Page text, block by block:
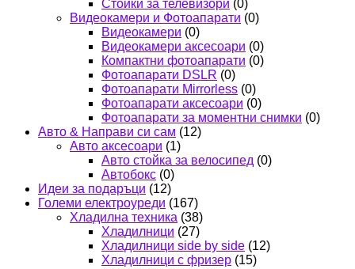
Стойки за телевизори (0)
Видеокамери и Фотоапарати (0)
Видеокамери (0)
Видеокамери аксесоари (0)
Компактни фотоапарати (0)
Фотоапарати DSLR (0)
Фотоапарати Mirrorless (0)
Фотоапарати аксесоари (0)
Фотоапарати за моментни снимки (0)
Авто & Направи си сам (12)
Авто аксесоари (1)
Авто стойка за велосипед (0)
Автобокс (0)
Идеи за подаръци (12)
Големи електроуреди (167)
Хладилна техника (38)
Хладилници (27)
Хладилници side by side (12)
Хладилници с фризер (15)